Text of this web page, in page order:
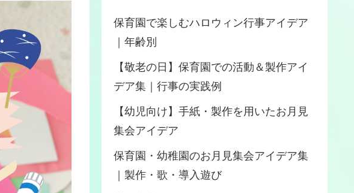
保育園で楽しむハロウィン行事アイデア
｜年齢別
【敬老の日】保育園での活動＆製作アイ
デア集｜行事の実践例
【幼児向け】手紙・製作を用いたお月見
集会アイデア
保育園・幼稚園のお月見集会アイデア集
｜製作・歌・導入遊び